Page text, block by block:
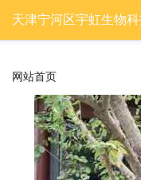
天津宁河区宇虹生物
网站首页